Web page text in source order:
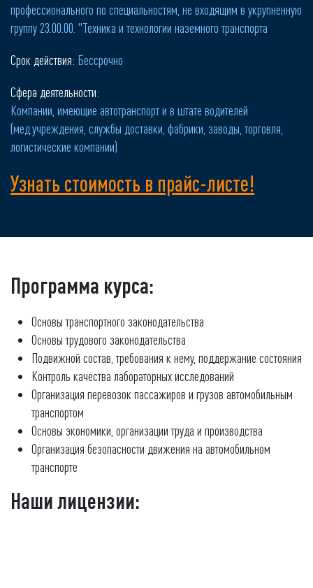
профессионального по специальностям, не входящим в укрупненную
группу 23.00.00. "Техника и технологии наземного транспорта
Срок действия: Бессрочно
Сфера деятельности:
Компании, имеющие автотранспорт и в штате водителей
(мед.учреждения, службы доставки, фабрики, заводы, торговля,
логистические компании)
Узнать стоимость в прайс-листе!
Программа курса:
Основы транспортного законодательства
Основы трyдового законодательства
Подвижной состав, требования к нему, поддержание состояния
Контроль качества лабораторных исследований
Организация перевозок пассажиров и грузов автомобильным
транспортом
Основы экономики, организации труда и производства
Организация безопасности движения на автомобильном
транспорте
Наши лицензии: